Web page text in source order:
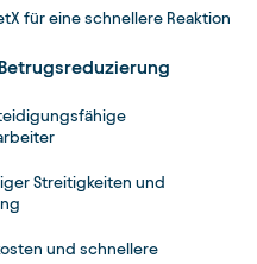
für eine schnellere Reaktion
Streitigkeiten und
und schnellere